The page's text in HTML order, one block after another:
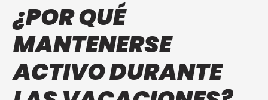
¿POR QUÉ
MANTENERSE
ACTIVO DURANTE